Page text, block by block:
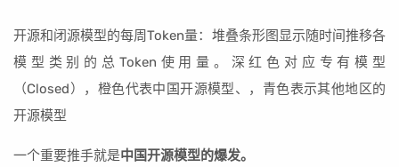
开源和闭源模型的每周Token量：堆叠条形图显示随时间推移各
模型类别的总Token使用量。深红色对应专有模型
（Closed），橙色代表中国开源模型、，青色表示其他地区的
开源模型
一个重要推手就是中国开源模型的爆发。